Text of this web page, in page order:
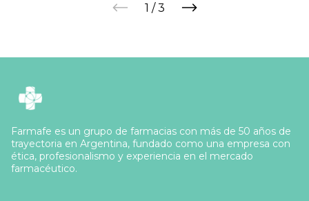
1 / 3
Farmafe es un grupo de farmacias con más de 50 años de
trayectoria en Argentina, fundado como una empresa con
ética, profesionalismo y experiencia en el mercado
farmacéutico.